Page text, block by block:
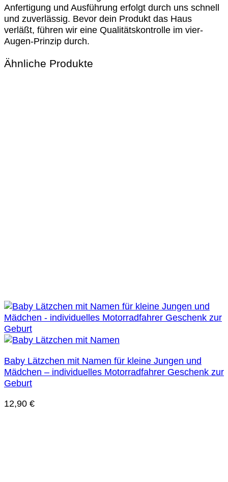
Anfertigung und Ausführung erfolgt durch uns schnell
und zuverlässig. Bevor dein Produkt das Haus
verläßt, führen wir eine Qualitätskontrolle im vier-
Augen-Prinzip durch.
Ähnliche Produkte
Baby Lätzchen mit Namen für kleine Jungen und
Mädchen – individuelles Motorradfahrer Geschenk zur
Geburt
12,90 €